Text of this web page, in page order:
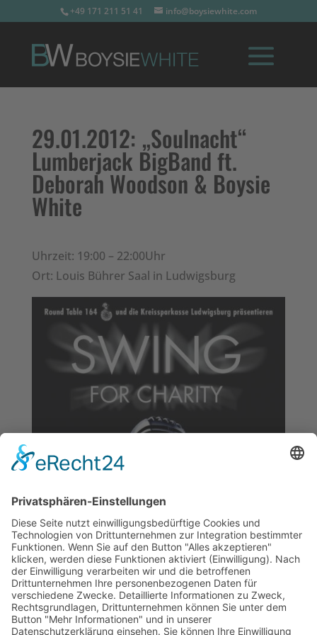
+49 171 211 51 41 info@boysiewhite.com
29.01.2012: „Soulnacht“
Lumberjack BigBand ft.
Deborah Woodson & Boysie
White
Uhrzeit: 19:00 – 22:00Uhr
Ort: Louis Bührer Saal in Ludwigsburg